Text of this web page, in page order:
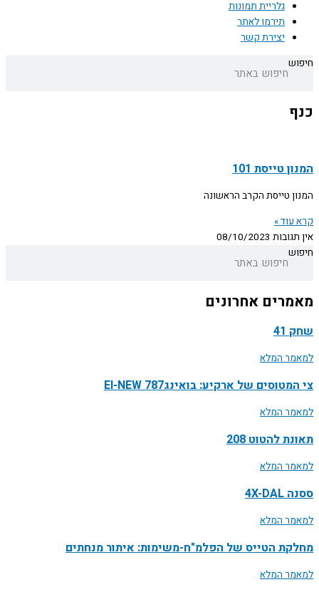
גלריית תמונות
תירמו לאתר
יצירת קשר
חיפוש
כנף
המנון טייסת 101
המנון טייסת הקרב הראשונה
קרא עוד »
אין תגובות 08/10/2023
חיפוש
מאמרים אחרונים
שחק 41
למאמר המלא
צי המטוסים של ארקיע: בואינג787 EI-NEW
למאמר המלא
תאונת להטוט 208
למאמר המלא
ססנה 4X-DAL
למאמר המלא
מחלקת הטייס של הפלמ"ח-משימות: איתור מנחתים
למאמר המלא